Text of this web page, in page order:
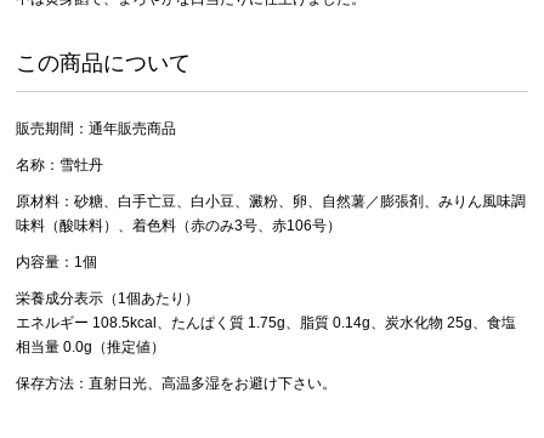
この商品について
販売期間：通年販売商品
名称：雪牡丹
原材料：砂糖、白手亡豆、白小豆、澱粉、卵、自然薯／膨張剤、みりん風味調
味料（酸味料）、着色料（赤のみ3号、赤106号）
内容量：1個
栄養成分表示（1個あたり）
エネルギー 108.5kcal、たんぱく質 1.75g、脂質 0.14g、炭水化物 25g、食塩
相当量 0.0g（推定値）
保存方法：直射日光、高温多湿をお避け下さい。